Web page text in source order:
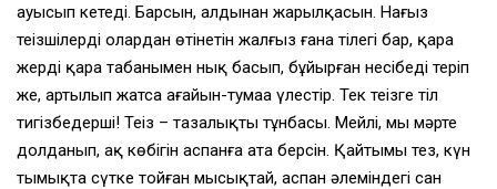
ауысып кетеді. Барсын, алдынан жарылқасын. Нағыз
теңізшілердің олардан өтінетін жалғыз ғана тілегі бар, қара
жерді қара табаныңмен нық басып, бұйырған несібеңді теріп
же, артылып жатса ағайын-тумаңа үлестір. Тек теңізге тіл
тигізбеңдерші! Теңіз – тазалықтың тұнбасы. Мейлі, мың мәрте
долданып, ақ көбігін аспанға ата берсін. Қайтымы тез, күн
тымықта сүтке тойған мысықтай, аспан әлеміндегі сан